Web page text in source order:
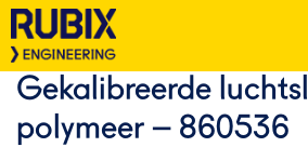
Gekalibreerde
polymeer – 860536